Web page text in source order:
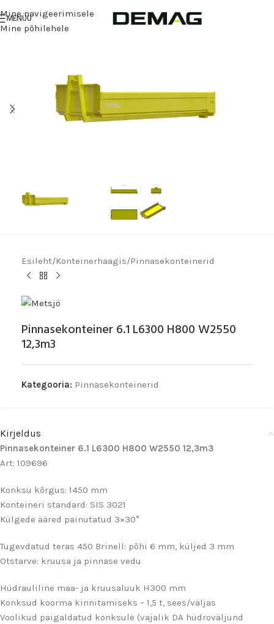
Mine navigeerimisele
Mine põhilehele
MENÜÜ
Esileht/Konteinerhaagis/Pinnasekonteinerid
Pinnasekonteiner 6.1 L6300 H800 W2550
12,3m3
Kategooria: Pinnasekonteinerid
Kirjeldus
Pinnasekonteiner 6.1 L6300 H800 W2550 12,3m3
Art: 109696
Konksu kõrgus: 1450 mm
Konteineri standard: SIS 3021
Külgede ääred painutatud 3×30°
Tugevdatud teras 450 Brinell: põhi 6 mm, küljed 3 mm
Otstarve: kruusa ja pinnase vedu
Hüdrauliline maa- ja kruusaluuk H300 mm
Konksud koorma kinnitamiseks – 1,5 t, sees/väljas
Voolikud paigaldatud konksule (vajalik DA hüdroväljund